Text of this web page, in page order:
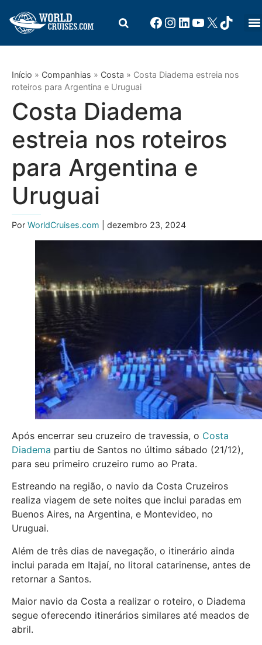
Início » Companhias » Costa » Costa Diadema estreia nos
roteiros para Argentina e Uruguai
Costa Diadema
estreia nos roteiros
para Argentina e
Uruguai
Por WorldCruises.com | dezembro 23, 2024
Após encerrar seu cruzeiro de travessia, o Costa
Diadema partiu de Santos no último sábado (21/12),
para seu primeiro cruzeiro rumo ao Prata.
Estreando na região, o navio da Costa Cruzeiros
realiza viagem de sete noites que inclui paradas em
Buenos Aires, na Argentina, e Montevideo, no
Uruguai.
Além de três dias de navegação, o itinerário ainda
inclui parada em Itajaí, no litoral catarinense, antes de
retornar a Santos.
Maior navio da Costa a realizar o roteiro, o Diadema
segue oferecendo itinerários similares até meados de
abril.